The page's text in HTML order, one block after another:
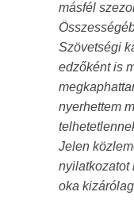
másfél
Szövetségi
edzőként is
nyerhettem
Jelen
nyilatkozatot
oka